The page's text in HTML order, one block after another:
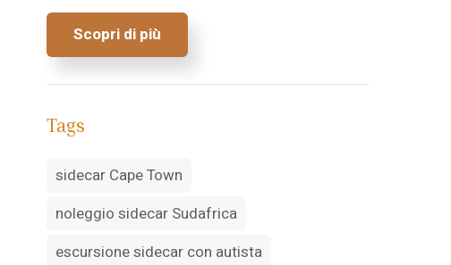
Scopri di più
Tags
sidecar Cape Town
noleggio sidecar Sudafrica
escursione sidecar con autista